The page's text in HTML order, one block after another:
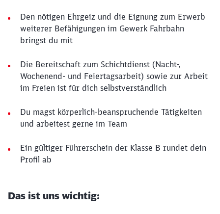
Den nötigen Ehrgeiz und die Eignung zum Erwerb
weiterer Befähigungen im Gewerk Fahrbahn
bringst du mit
Die Bereitschaft zum Schichtdienst (Nacht-,
Wochenend- und Feiertagsarbeit) sowie zur Arbeit
im Freien ist für dich selbstverständlich
Du magst körperlich-beanspruchende Tätigkeiten
und arbeitest gerne im Team
Ein gültiger Führerschein der Klasse B rundet dein
Profil ab
Das ist uns wichtig: